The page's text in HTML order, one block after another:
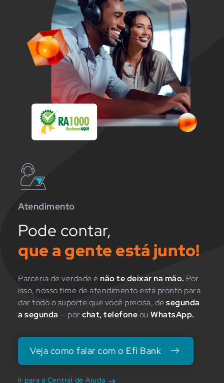
Atendimento
Pode contar,
que a gente está junto!
Parceria de verdade é não te deixar na mão. Por
isso, nosso time de atendimento está pronto para
dar todo o suporte que você precisa, desegunda
a segunda — porchat, telefoneou WhatsApp.
Veja como falar com o Efí Bank
Ir para a Central de Ajuda